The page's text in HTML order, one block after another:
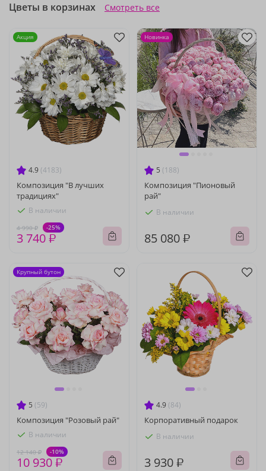
Цветы в корзинах Смотреть все
4.9 (4183)
Композиция "В лучших
традициях"
В наличии
4 990 ₽ -25%
3 740 ₽
Акция
5 (188)
Композиция "Пионовый
рай"
В наличии
85 080 ₽
Новинка
5 (59)
Композиция "Розовый рай"
В наличии
12 140 ₽ -10%
10 930 ₽
Крупный бутон
4.9 (84)
Корпоративный подарок
В наличии
3 930 ₽